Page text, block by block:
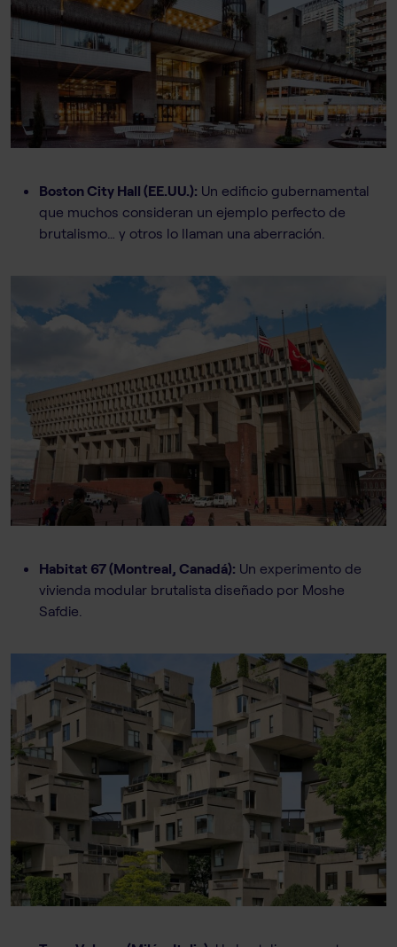
Boston City Hall (EE.UU.): Un edificio gubernamental
que muchos consideran un ejemplo perfecto de
brutalismo… y otros lo llaman una aberración.
Habitat 67 (Montreal, Canadá): Un experimento de
vivienda modular brutalista diseñado por Moshe
Safdie.